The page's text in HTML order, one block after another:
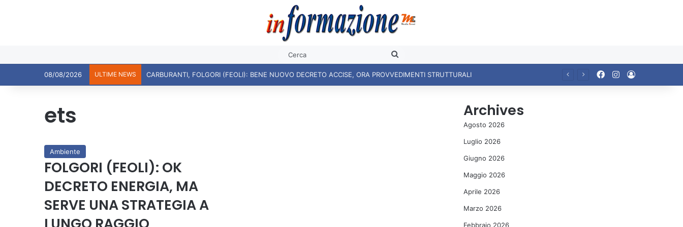
08/08/2026 ULTIME NEWS FacebookInstagram
ets
Ambiente
FOLGORI (FEOLI): OK
DECRETO ENERGIA, MA
SERVE UNA STRATEGIA A
Archives
Agosto 2026
Luglio 2026
Giugno 2026
Maggio 2026
Aprile 2026
Marzo 2026
Febbraio 2026